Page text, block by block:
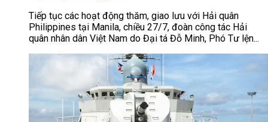
Tiếp tục các hoạt động thăm, giao lưu với Hải quân
Philippines tại Manila, chiều 27/7, đoàn công tác Hải
quân nhân dân Việt Nam do Đại tá Đỗ Minh, Phó Tư lện...